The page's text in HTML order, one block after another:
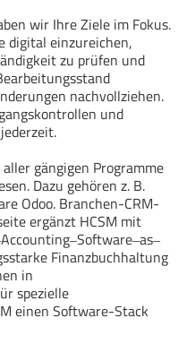
wir Ihre Ziele im Fokus.
digital einzureichen,
zu prüfen und
nachvollziehen.
und
gängigen Programme
Dazu gehören z. B.
Odoo. Branchen-CRM-
ergänzt HCSM mit
Finanzbuchhaltung
in
spezielle
einen Software-Stack